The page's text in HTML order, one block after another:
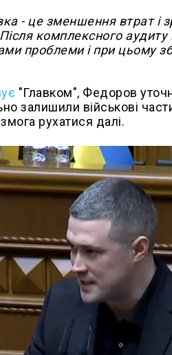
- це зменшення втрат
комплексного
проблеми і при цьому
"Главком", Федоров
залишили військові
рухатися далі.